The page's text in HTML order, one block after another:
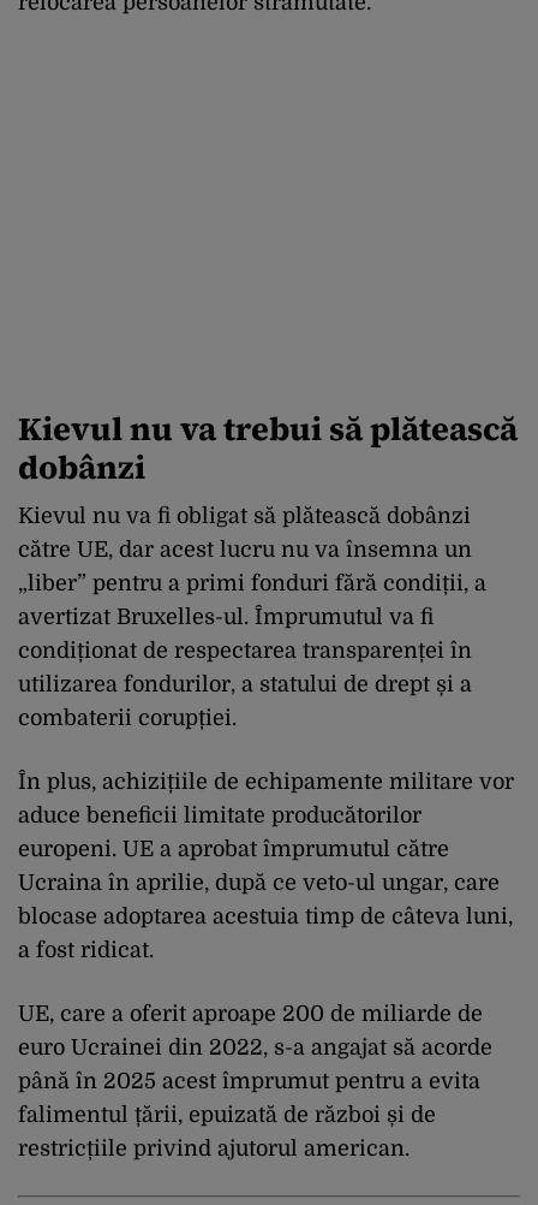
Kievul nu va trebui să plătească
dobânzi
Kievul nu va fi obligat să plătească dobânzi
către UE, dar acest lucru nu va însemna un
„liber” pentru a primi fonduri fără condiții, a
avertizat Bruxelles-ul. Împrumutul va fi
condiționat de respectarea transparenței în
utilizarea fondurilor, a statului de drept și a
combaterii corupției.
În plus, achizițiile de echipamente militare vor
aduce beneficii limitate producătorilor
europeni. UE a aprobat împrumutul către
Ucraina în aprilie, după ce veto-ul ungar, care
blocase adoptarea acestuia timp de câteva luni,
a fost ridicat.
UE, care a oferit aproape 200 de miliarde de
euro Ucrainei din 2022, s-a angajat să acorde
până în 2025 acest împrumut pentru a evita
falimentul țării, epuizată de război și de
restricțiile privind ajutorul american.